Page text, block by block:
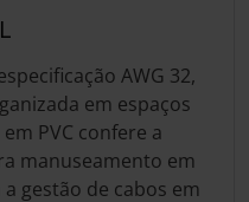
AWG 32,
em espaços
PVC confere a
manuseamento em
gestão de cabos em